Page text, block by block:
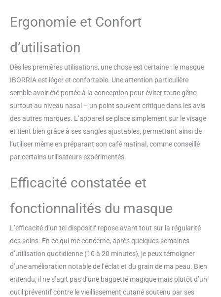
effet secondaire et fournit une
lumière et une énergie pures
【Engagement pour Une Vie de
Qualité avec un Excellent
Service】 Vivez un pur plaisir
avec notre Masque LED Facial
Luminothérapie pour le visage,
créant un souvenir heureux pour
votre famille et vos amis avec
notre emballage élégant et notre
touche spéciale. Votre bonheur
d'un excellent service client
100 %.
Ergonomie et Confort
d’utilisation
Dès les premières utilisations, une chose est certaine : le masque
IBORRIA est léger et confortable. Une attention particulière
semble avoir été portée à la conception pour éviter toute gêne,
surtout au niveau nasal – un point souvent critique dans les avis
des autres marques. L’appareil se place simplement sur le visage
et tient bien grâce à ses sangles ajustables, permettant ainsi de
l’utiliser même en préparant son café matinal, comme conseillé
par certains utilisateurs expérimentés.
Efficacité constatée et
fonctionnalités du masque
L’efficacité d’un tel dispositif repose avant tout sur la régularité
des soins. En ce qui me concerne, après quelques semaines
d’utilisation quotidienne (10 à 20 minutes), je peux témoigner
d’une amélioration notable de l’éclat et du grain de ma peau. Bien
entendu, il ne s’agit pas d’une baguette magique mais plutôt d’un
outil préventif contre le vieillissement cutané soutenu par ses